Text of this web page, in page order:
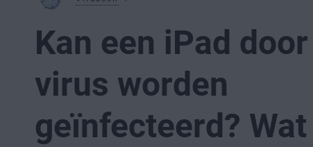
Kan een iPad
virus worden
geïnfecteerd? Wat